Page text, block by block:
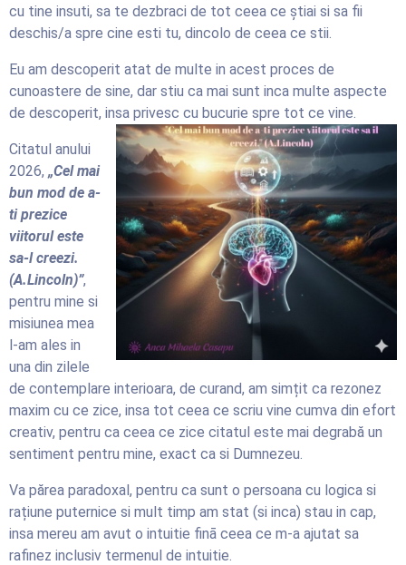
cu tine insuti, sa te dezbraci de tot ceea ce știai si sa fii
deschis/a spre cine esti tu, dincolo de ceea ce stii.
Eu am descoperit atat de multe in acest proces de
cunoastere de sine, dar stiu ca mai sunt inca multe aspecte
de descoperit, insa privesc cu bucurie spre tot ce vine.
Citatul anului
2026, „Cel mai
bun mod de a-
ti prezice
viitorul este
sa-l creezi.
(A.Lincoln)”,
pentru mine si
misiunea mea
l-am ales in
una din zilele
de contemplare interioara, de curand, am simțit ca rezonez
maxim cu ce zice, insa tot ceea ce scriu vine cumva din efort
creativ, pentru ca ceea ce zice citatul este mai degrabă un
sentiment pentru mine, exact ca si Dumnezeu.
Va părea paradoxal, pentru ca sunt o persoana cu logica si
rațiune puternice si mult timp am stat (si inca) stau in cap,
insa mereu am avut o intuitie finā ceea ce m-a ajutat sa
rafinez inclusiv termenul de intuitie.